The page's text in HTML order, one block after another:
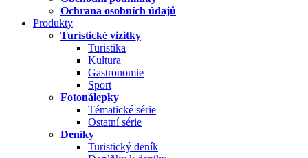
Ochrana osobních údajů
Produkty
Turistické vizitky
Turistika
Kultura
Gastronomie
Sport
Fotonálepky
Tématické série
Ostatní série
Deníky
Turistický deník